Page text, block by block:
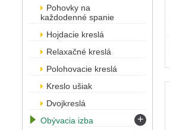
Pohovky na
každodenné spanie
Hojdacie kreslá
Relaxačné kreslá
Polohovacie kreslá
Kreslo ušiak
Dvojkreslá
Obývacia izba
+